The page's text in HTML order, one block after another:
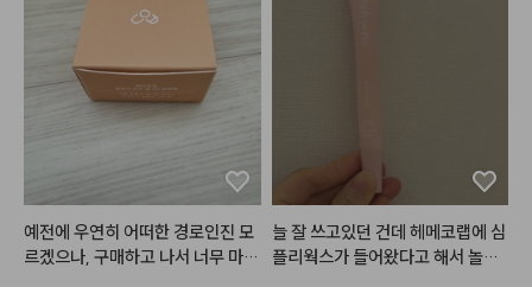
립글로즈다보니 커피마시거나 그
럴땐 묻어남이 어쩔수없이 있습니
다만, 그걸 커버할 만큼 너무 이쁜
색상과 광택입니다~! 이거 바르고
직장에 갔을때 다른 여성분께서 립
정도였어요~~~! 코랄 좋아하시
는 분이 홍시밤 사시면 맘에 안들어
할 사람 없을듯 하네요 ~! 완전 추
천합니다~! 다른 색상도 구매해 보
립 :릴리바이레드 무드 라이어 벨벳
틴트 11호 설레는 풋사랑인척(베이
스) & 올마이띵스 아임 유어 립티
트 토스티로즈
예전에 우연히 어떠한 경로인진 모
르겠으나, 구매하고 나서 너무 마음
늘 잘 쓰고있던 건데 헤메코랩에 심
플리웍스가 들어왔다고 해서 놀랐